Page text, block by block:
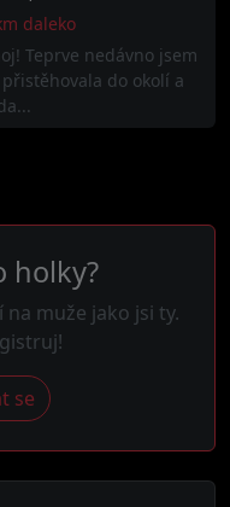
daleko
Teprve nedávno jsem
přistěhovala do okolí a
holky?
muže jako jsi ty.
se